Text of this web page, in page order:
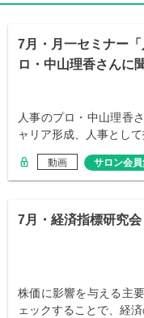
7月・月一セミナー
ロ・中山理香さんに
人事のプロ・中山理香
ャリア形成、人事とし
動画 サロン会
7月・経済指標研究会
株価に影響を与える主
ェックすることで、経